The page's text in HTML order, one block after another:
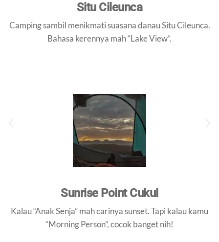
Situ Cileunca
Camping sambil menikmati suasana danau Situ Cileunca.
Bahasa kerennya mah “Lake View”.
Sunrise Point Cukul
Kalau “Anak Senja” mah carinya sunset. Tapi kalau kamu
“Morning Person”, cocok banget nih!